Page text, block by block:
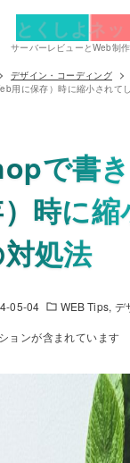
とくしよネッ
サーバーレビューとWeb制
デザイン・コーディング
用に保存）時に縮小されて
で書
時に
処法
05-04 WEB Tips デ
ョンが含まれています